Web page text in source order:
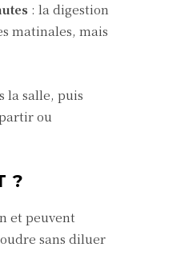
: la digestion
matinales, mais
la salle, puis
ou
?
et peuvent
sans diluer